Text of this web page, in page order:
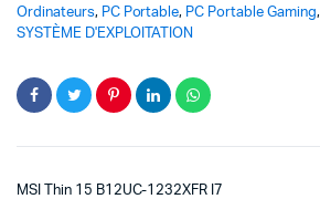
Ordinateurs, PC Portable, PC Portable Gaming,
SYSTÈME D'EXPLOITATION
MSI Thin 15 B12UC-1232XFR I7